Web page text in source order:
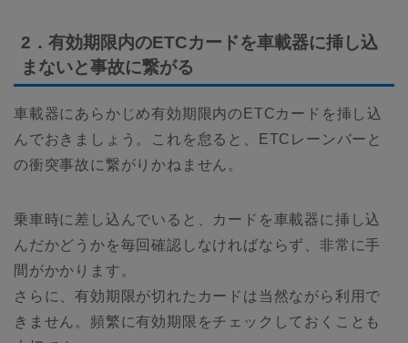
2．有効期限内のETCカードを車載器に挿し込
まないと事故に繋がる
車載器にあらかじめ有効期限内のETCカードを挿し込
んでおきましょう。これを怠ると、ETCレーンバーと
の衝突事故に繋がりかねません。
乗車時に差し込んでいると、カードを車載器に挿し込
んだかどうかを毎回確認しなければならず、非常に手
間がかかります。
さらに、有効期限が切れたカードは当然ながら利用で
きません。頻繁に有効期限をチェックしておくことも